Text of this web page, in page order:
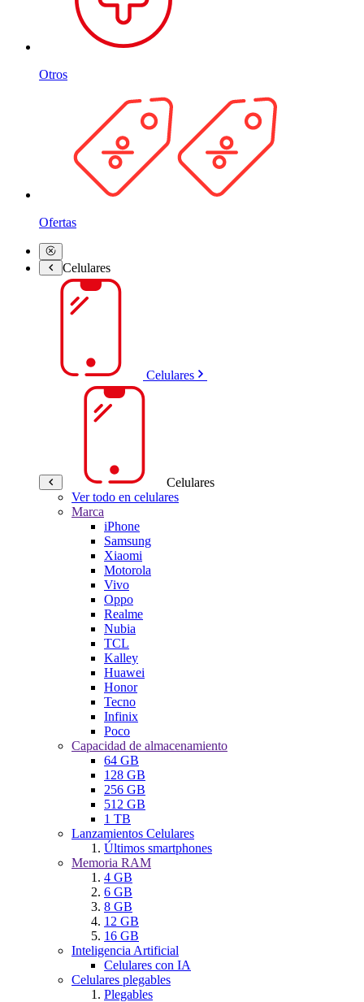
Otros
Ofertas
Celulares
Celulares
Celulares
Ver todo en celulares
Marca
iPhone
Samsung
Xiaomi
Motorola
Vivo
Oppo
Realme
Nubia
TCL
Kalley
Huawei
Honor
Tecno
Infinix
Poco
Capacidad de almacenamiento
64 GB
128 GB
256 GB
512 GB
1 TB
Lanzamientos Celulares
Últimos smartphones
Memoria RAM
4 GB
6 GB
8 GB
12 GB
16 GB
Inteligencia Artificial
Celulares con IA
Celulares plegables
Plegables